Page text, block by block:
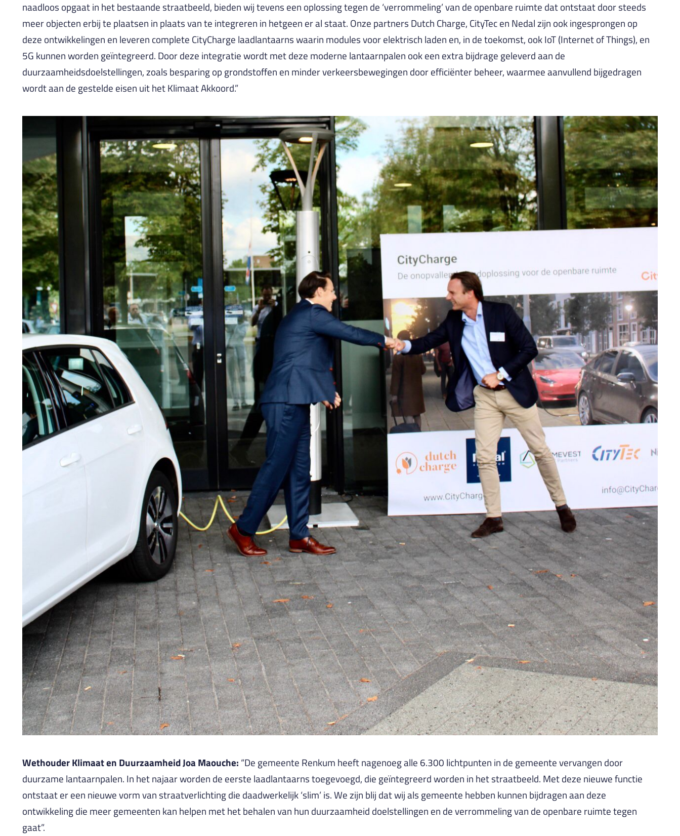
naadloos opgaat in het bestaande straatbeeld, bieden wij tevens een oplossing tegen de ‘verrommeling’ van de openbare ruimte dat ontstaat door steeds
meer objecten erbij te plaatsen in plaats van te integreren in hetgeen er al staat. Onze partners Dutch Charge, CityTec en Nedal zijn ook ingesprongen op
deze ontwikkelingen en leveren complete CityCharge laadlantaarns waarin modules voor elektrisch laden en, in de toekomst, ook IoT (Internet of Things), en
5G kunnen worden geïntegreerd. Door deze integratie wordt met deze moderne lantaarnpalen ook een extra bijdrage geleverd aan de
duurzaamheidsdoelstellingen, zoals besparing op grondstoffen en minder verkeersbewegingen door efficiënter beheer, waarmee aanvullend bijgedragen
wordt aan de gestelde eisen uit het Klimaat Akkoord.”
Wethouder Klimaat en Duurzaamheid Joa Maouche: “De gemeente Renkum heeft nagenoeg alle 6.300 lichtpunten in de gemeente vervangen door
duurzame lantaarnpalen. In het najaar worden de eerste laadlantaarns toegevoegd, die geïntegreerd worden in het straatbeeld. Met deze nieuwe functie
ontstaat er een nieuwe vorm van straatverlichting die daadwerkelijk ‘slim’ is. We zijn blij dat wij als gemeente hebben kunnen bijdragen aan deze
ontwikkeling die meer gemeenten kan helpen met het behalen van hun duurzaamheid doelstellingen en de verrommeling van de openbare ruimte tegen
gaat”.